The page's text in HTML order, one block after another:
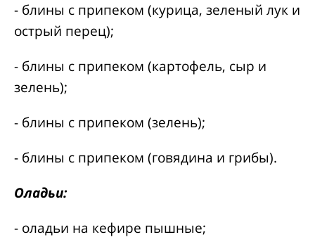
- блины с припеком (курица, зеленый лук и
острый перец);
- блины с припеком (картофель, сыр и
зелень);
- блины с припеком (зелень);
- блины с припеком (говядина и грибы).
Оладьи:
- оладьи на кефире пышные;